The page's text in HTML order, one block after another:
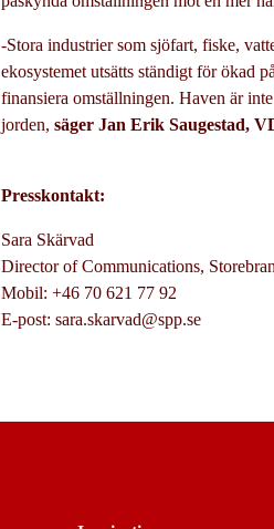
-Stora industrier som sjöfart, fiske,
ekosystemet utsätts ständigt för ökad
finansiera omställningen. Haven är
jorden, säger Jan Erik Saugestad,
Presskontakt:
Sara Skärvad
Director of Communications,
Mobil: +46 70 621 77 92
E-post: sara.skarvad@spp.se